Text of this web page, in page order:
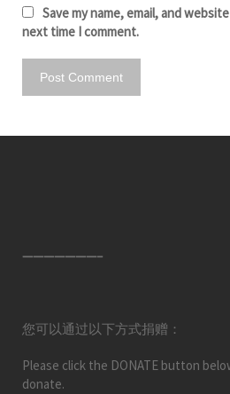
Save my name, email, and
next time I comment.
———————–
您可以通过以下方式捐赠：
Please click the DONATE button
donate.